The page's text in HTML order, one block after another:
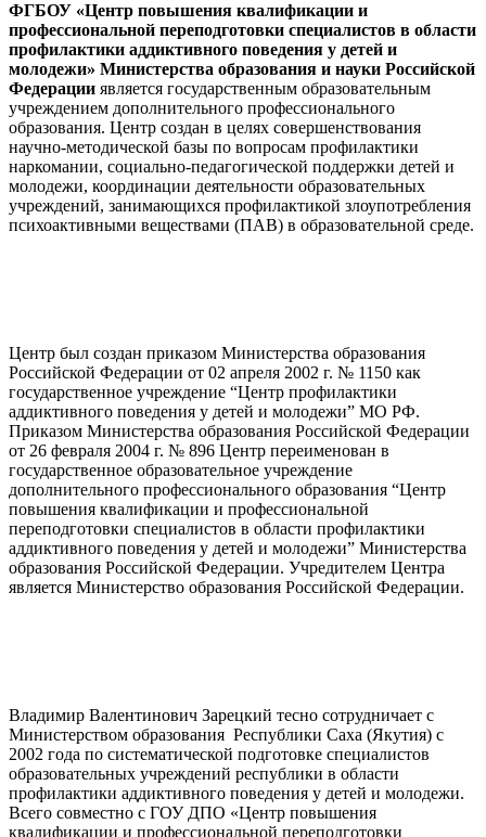
ФГБОУ «Центр повышения квалификации и
профессиональной переподготовки специалистов в области
профилактики аддиктивного поведения у детей и
молодежи» Министерства образования и науки Российской
Федерации является государственным образовательным
учреждением дополнительного профессионального
образования. Центр создан в целях совершенствования
научно-методической базы по вопросам профилактики
наркомании, социально-педагогической поддержки детей и
молодежи, координации деятельности образовательных
учреждений, занимающихся профилактикой злоупотребления
психоактивными веществами (ПАВ) в образовательной среде.
Центр был создан приказом Министерства образования
Российской Федерации от 02 апреля 2002 г. № 1150 как
государственное учреждение “Центр профилактики
аддиктивного поведения у детей и молодежи” МО РФ.
Приказом Министерства образования Российской Федерации
от 26 февраля 2004 г. № 896 Центр переименован в
государственное образовательное учреждение
дополнительного профессионального образования “Центр
повышения квалификации и профессиональной
переподготовки специалистов в области профилактики
аддиктивного поведения у детей и молодежи” Министерства
образования Российской Федерации. Учредителем Центра
является Министерство образования Российской Федерации.
Владимир Валентинович Зарецкий тесно сотрудничает с
Министерством образования Республики Саха (Якутия) с
2002 года по систематической подготовке специалистов
образовательных учреждений республики в области
профилактики аддиктивного поведения у детей и молодежи.
Всего совместно с ГОУ ДПО «Центр повышения
квалификации и профессиональной переподготовки